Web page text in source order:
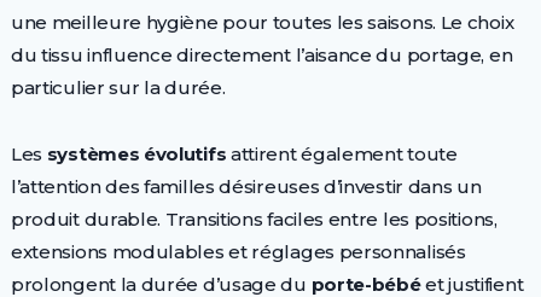
une meilleure hygiène pour toutes les saisons. Le choix
du tissu influence directement l’aisance du portage, en
particulier sur la durée.
Les systèmes évolutifs attirent également toute
l’attention des familles désireuses d’investir dans un
produit durable. Transitions faciles entre les positions,
extensions modulables et réglages personnalisés
prolongent la durée d’usage du porte-bébéet justifient